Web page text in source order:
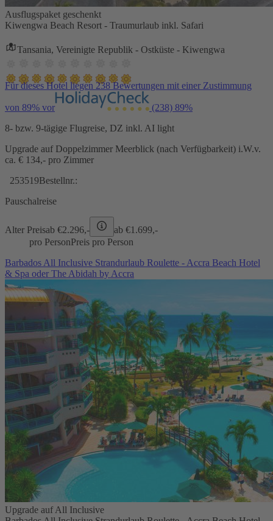
Ausflugspaket geschenkt
Kiwengwa Beach Resort - Traumurlaub inkl. Safari
Tansania, Vereinigte Republik - Ostküste - Kiwengwa
Für dieses Hotel liegen 238 Bewertungen mit einer Zustimmung
von 89% vor (238) 89%
8- bzw. 9-tägige Flugreise, DZ inkl. AI light
Upgrade auf Doppelzimmer Meerblick (nach Verfügbarkeit) i.W.v.
ca. € 134,- pro Zimmer
253519Bestellnr.:
Pauschalreise
Alter Preisab €2.296,- ab €1.699,-
pro PersonPreis pro Person
Barbados All Inclusive Strandurlaub Roulette - Accra Beach Hotel
& Spa oder The Abidah by Accra
Upgrade auf All Inclusive